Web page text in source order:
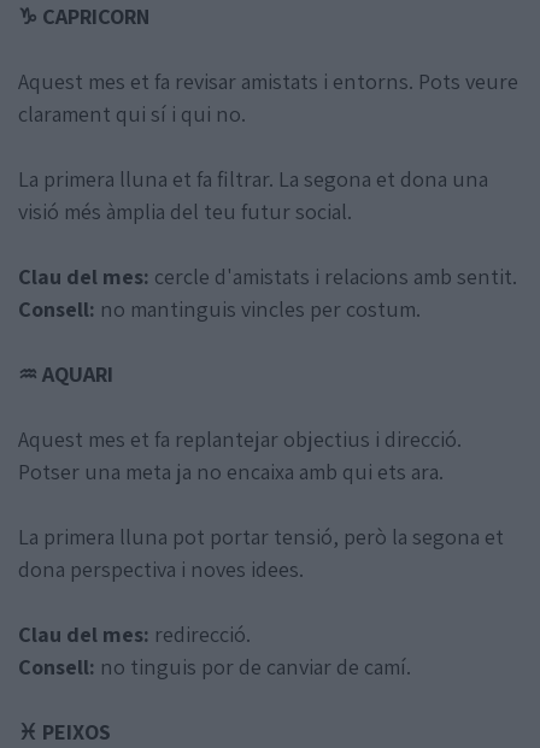
♑ CAPRICORN
Aquest mes et fa revisar amistats i entorns. Pots veure
clarament qui sí i qui no.
La primera lluna et fa filtrar. La segona et dona una
visió més àmplia del teu futur social.
Clau del mes: cercle d'amistats i relacions amb sentit.
Consell: no mantinguis vincles per costum.
♒ AQUARI
Aquest mes et fa replantejar objectius i direcció.
Potser una meta ja no encaixa amb qui ets ara.
La primera lluna pot portar tensió, però la segona et
dona perspectiva i noves idees.
Clau del mes: redirecció.
Consell: no tinguis por de canviar de camí.
♓ PEIXOS